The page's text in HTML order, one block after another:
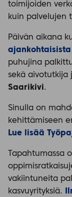
toimijoiden
kuin palvelujen
Päivän aikana
puhujina
sekä aivotutkija
Saarikivi.
Sinulla on
kehittämiseen
Lue lisää
Tapahtumassa
vakiintuneita
kasvuyrityksiä.